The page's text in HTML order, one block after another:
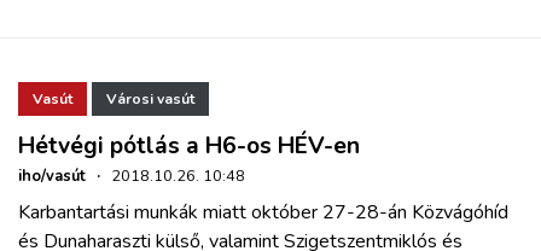
Vasút Városi vasút
Hétvégi pótlás a H6-os HÉV-en
iho/vasút · 2018.10.26. 10:48
Karbantartási munkák miatt október 27-28-án Közvágóhíd
és Dunaharaszti külső, valamint Szigetszentmiklós és